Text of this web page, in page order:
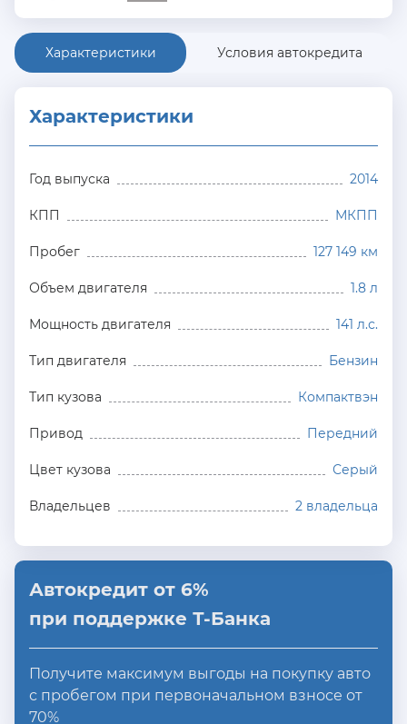
Характеристики Условия автокредита
Характеристики
Год выпуска 2014
КПП МКПП
Пробег 127 149 км
Объем двигателя 1.8 л
Мощность двигателя 141 л.с.
Тип двигателя Бензин
Тип кузова Компактвэн
Привод Передний
Цвет кузова Серый
Владельцев 2 владельца
Автокредит от 6%
при поддержке Т-Банка
Получите максимум выгоды на покупку авто
с пробегом при первоначальном взносе от
70%